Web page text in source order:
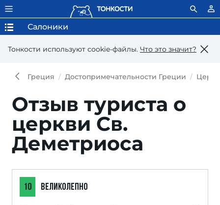
Тонкости используют сookie-файлы. Что это значит?
Салоники
Греция Достопримечательности Греции
Отзыв туриста о
церкви Св.
Деметриоса
10 ВЕЛИКОЛЕПНО